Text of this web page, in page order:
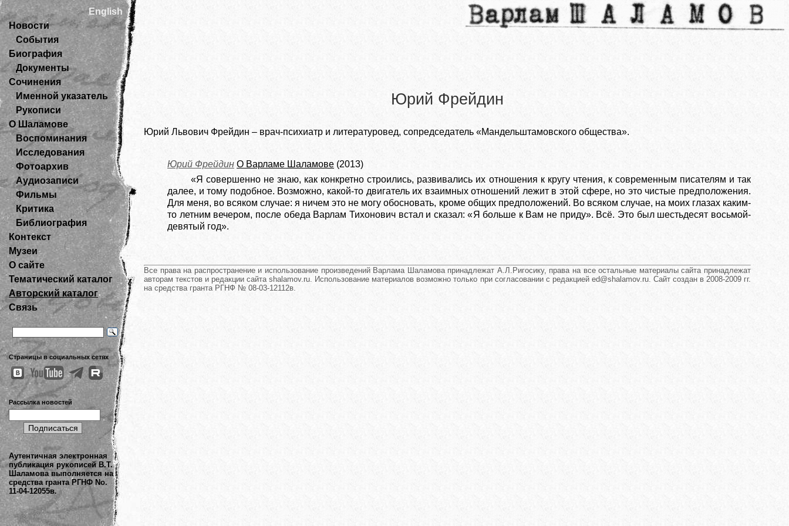
English
Новости
События
Биография
Документы
Сочинения
Именной указатель
Рукописи
О Шаламове
Воспоминания
Исследования
Фотоархив
Аудиозаписи
Фильмы
Критика
Библиография
Контекст
Музеи
О сайте
Тематический каталог
Авторский каталог
Связь
Страницы в социальных сетях
Рассылка новостей
Аутентичная электронная
публикация рукописей В.Т.
Шаламова выполняется на
средства гранта РГНФ No.
11-04-12055в.
Юрий Фрейдин
Юрий Львович Фрейдин – врач-психиатр и литературовед, сопредседатель «Мандельштамовского общества».
Юрий Фрейдин О Варламе Шаламове (2013)
«Я совершенно не знаю, как конкретно строились, развивались их отношения к кругу чтения, к современным писателям и так
далее, и тому подобное. Возможно, какой-то двигатель их взаимных отношений лежит в этой сфере, но это чистые предположения.
Для меня, во всяком случае: я ничем это не могу обосновать, кроме общих предположений. Во всяком случае, на моих глазах каким-
то летним вечером, после обеда Варлам Тихонович встал и сказал: «Я больше к Вам не приду». Всё. Это был шестьдесят восьмой-
девятый год».
Все права на распространение и использование произведений Варлама Шаламова принадлежат А.Л.Ригосику, права на все остальные материалы сайта принадлежат
авторам текстов и редакции сайта shalamov.ru. Использование материалов возможно только при согласовании с редакцией ed@shalamov.ru. Сайт создан в 2008-2009 гг.
на средства гранта РГНФ № 08-03-12112в.